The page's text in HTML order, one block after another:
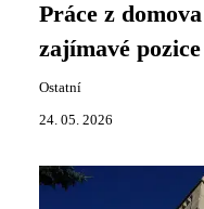
Práce z
zajímavé pozice
Ostatní
24. 05. 2026